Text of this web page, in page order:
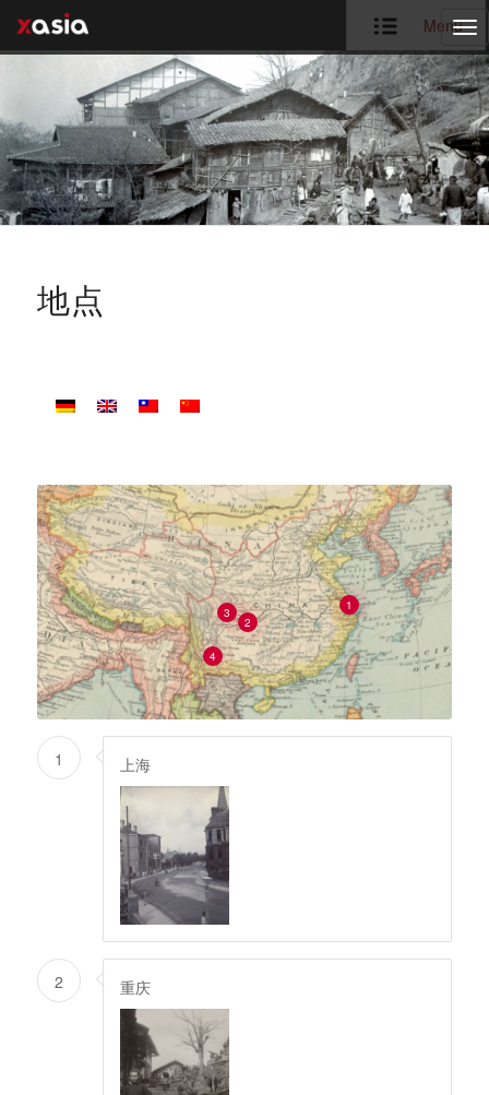
Menu
地点
1
2
3
4
1 上海
2 重庆